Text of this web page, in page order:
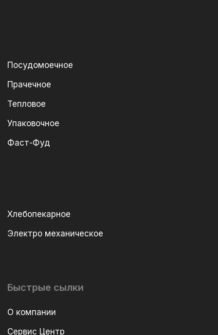
Посудомоечное
Прачечное
Тепловое
Упаковочное
Фаст-Фуд
Хлебопекарное
Электро механическое
Быстрые сылки
О компании
Сервис Центр